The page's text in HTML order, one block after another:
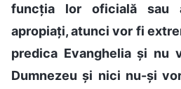
funcția lor oficială sau
apropiați, atunci vor fi
predica Evanghelia și nu
Dumnezeu și nici nu-și